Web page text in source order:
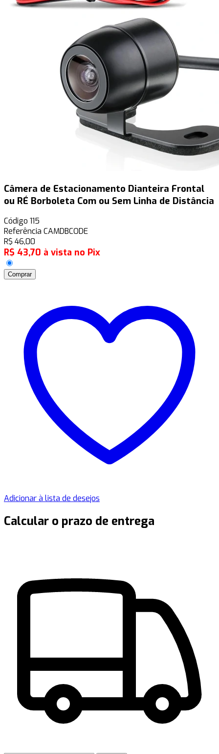
Câmera de Estacionamento Dianteira Frontal
ou RÉ Borboleta Com ou Sem Linha de Distância
Código 115
Referência CAMDBCODE
R$ 46,00
R$ 43,70 à vista no Pix
Comprar
Adicionar à lista de desejos
Calcular o prazo de entrega